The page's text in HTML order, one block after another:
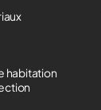
habitation